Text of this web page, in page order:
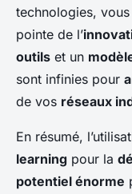
technologies,
pointe de l’
outils et un
sont infinies pour
de vos réseaux
En résumé,
learning pour la
potentiel énorme